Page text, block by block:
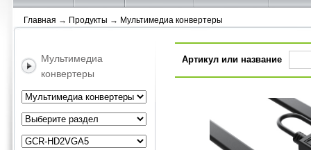
Главная → Продукты → Мультимедиа конвертеры
Мультимедиа
конвертеры
Артикул или название